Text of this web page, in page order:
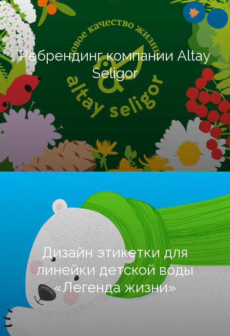
Ребрендинг компании Altay
Seligor
Дизайн этикетки для
линейки детской воды
«Легенда жизни»
8 800 201-50- 28
privetvam@dvaslova.com
Барнаул
Ползунова34а, офис 207
Соглашение
об использовании сайта